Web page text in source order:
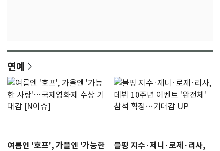
연예
여름엔 '호프', 가을엔 '가능한
블핑 지수·제니·로제·리사,